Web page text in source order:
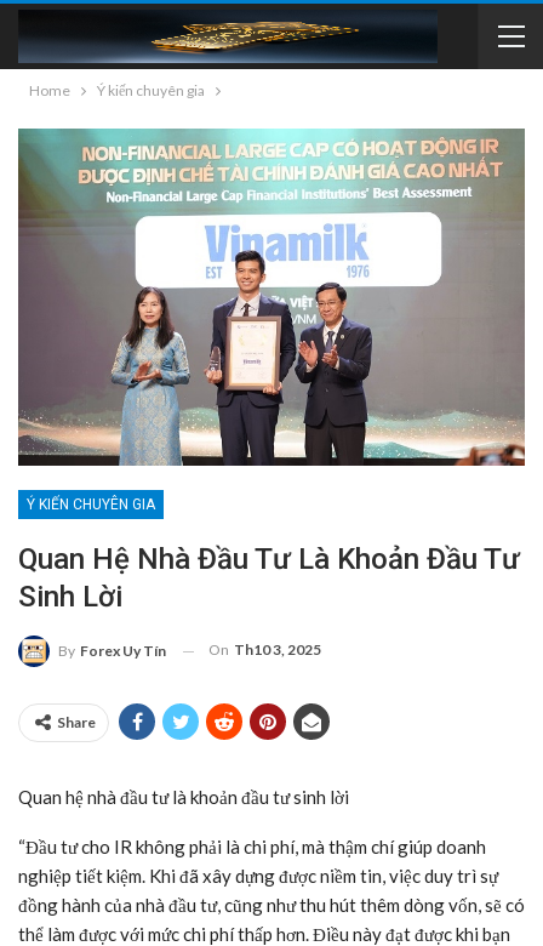
Home Ý kiến chuyên gia
Ý KIẾN CHUYÊN GIA
Quan Hệ Nhà Đầu Tư Là Khoản Đầu Tư
Sinh Lời
By Forex Uy Tín On Th10 3, 2025
Share
Quan hệ nhà đầu tư là khoản đầu tư sinh lời
“Đầu tư cho IR không phải là chi phí, mà thậm chí giúp doanh
nghiệp tiết kiệm. Khi đã xây dựng được niềm tin, việc duy trì sự
đồng hành của nhà đầu tư, cũng như thu hút thêm dòng vốn, sẽ có
thể làm được với mức chi phí thấp hơn. Điều này đạt được khi bạn